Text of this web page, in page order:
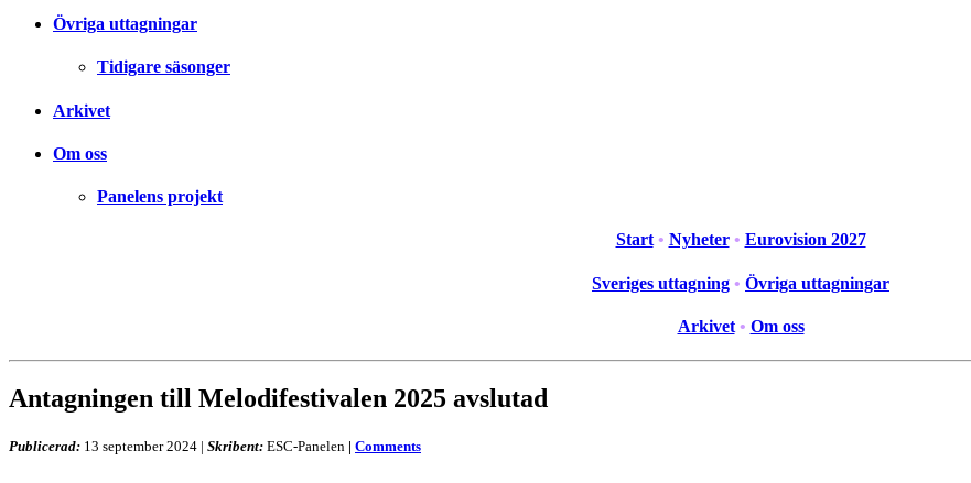
Övriga uttagningar
Tidigare säsonger
Arkivet
Om oss
Panelens projekt
Start • Nyheter • Eurovision 2027
Sveriges uttagning • Övriga uttagningar
Arkivet • Om oss
Antagningen till Melodifestivalen 2025 avslutad
Publicerad: 13 september 2024 | Skribent: ESC-Panelen | Comments